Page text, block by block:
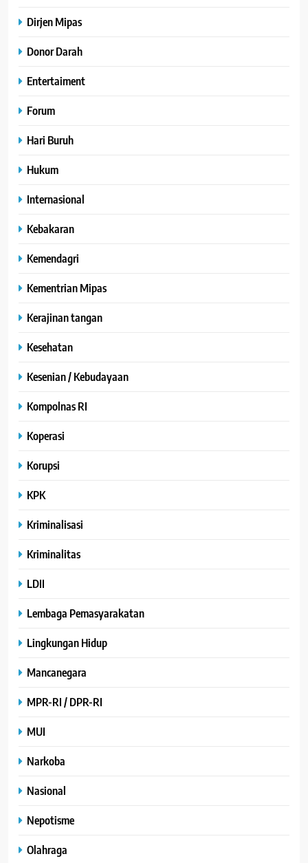
Dirjen Mipas
Donor Darah
Entertaiment
Forum
Hari Buruh
Hukum
Internasional
Kebakaran
Kemendagri
Kementrian Mipas
Kerajinan tangan
Kesehatan
Kesenian / Kebudayaan
Kompolnas RI
Koperasi
Korupsi
KPK
Kriminalisasi
Kriminalitas
LDII
Lembaga Pemasyarakatan
Lingkungan Hidup
Mancanegara
MPR-RI / DPR-RI
MUI
Narkoba
Nasional
Nepotisme
Olahraga